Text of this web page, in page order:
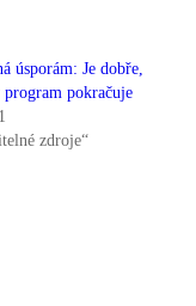
úsporám: Je dobře,
program pokračuje
zdroje“